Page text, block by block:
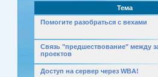
Тема
Помогите разобраться с вехами
Связь "предшествование" между
проектов
Доступ на сервер через WBA!